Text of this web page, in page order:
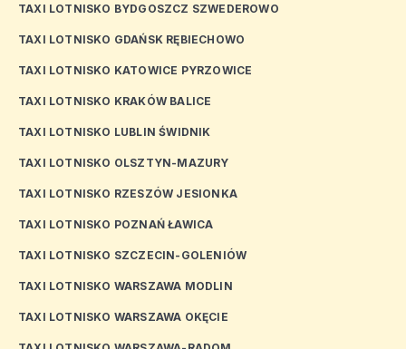
TAXI LOTNISKO BYDGOSZCZ SZWEDEROWO
TAXI LOTNISKO GDAŃSK RĘBIECHOWO
TAXI LOTNISKO KATOWICE PYRZOWICE
TAXI LOTNISKO KRAKÓW BALICE
TAXI LOTNISKO LUBLIN ŚWIDNIK
TAXI LOTNISKO OLSZTYN-MAZURY
TAXI LOTNISKO RZESZÓW JESIONKA
TAXI LOTNISKO POZNAŃ ŁAWICA
TAXI LOTNISKO SZCZECIN-GOLENIÓW
TAXI LOTNISKO WARSZAWA MODLIN
TAXI LOTNISKO WARSZAWA OKĘCIE